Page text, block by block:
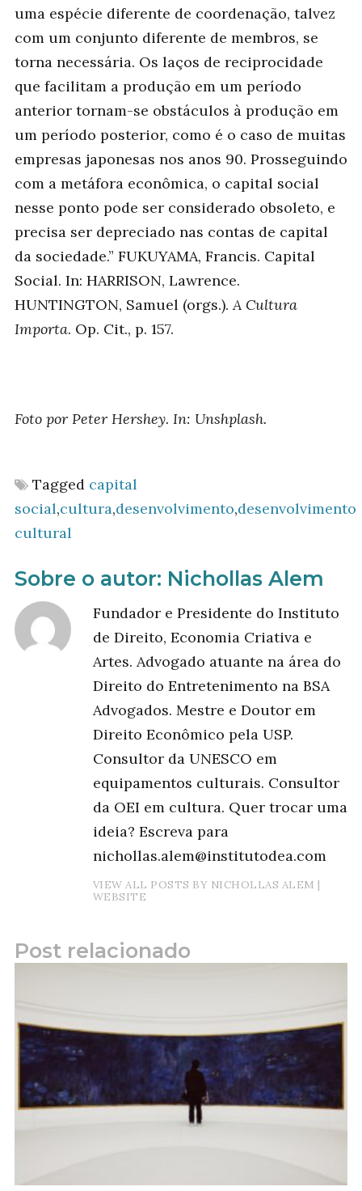
uma espécie diferente de coordenação, talvez
com um conjunto diferente de membros, se
torna necessária. Os laços de reciprocidade
que facilitam a produção em um período
anterior tornam-se obstáculos à produção em
um período posterior, como é o caso de muitas
empresas japonesas nos anos 90. Prosseguindo
com a metáfora econômica, o capital social
nesse ponto pode ser considerado obsoleto, e
precisa ser depreciado nas contas de capital
da sociedade.” FUKUYAMA, Francis. Capital
Social. In: HARRISON, Lawrence.
HUNTINGTON, Samuel (orgs.).A Cultura
Importa. Op. Cit., p. 157.
Foto por Peter Hershey. In: Unshplash.
Tagged capital
social,cultura,desenvolvimento,desenvolvimento
cultural
Sobre o autor: Nichollas Alem
Fundador e Presidente do Instituto
de Direito, Economia Criativa e
Artes. Advogado atuante na área do
Direito do Entretenimento na BSA
Advogados. Mestre e Doutor em
Direito Econômico pela USP.
Consultor da UNESCO em
equipamentos culturais. Consultor
da OEI em cultura. Quer trocar uma
ideia? Escreva para
nichollas.alem@institutodea.com
VIEW ALL POSTS BY NICHOLLAS ALEM |
WEBSITE
Post relacionado